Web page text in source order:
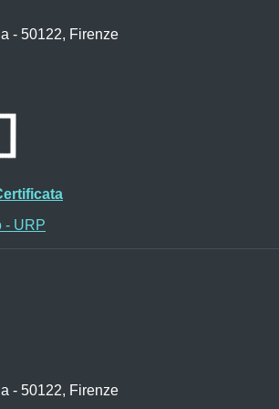
- 50122, Firenze
- URP
- 50122, Firenze